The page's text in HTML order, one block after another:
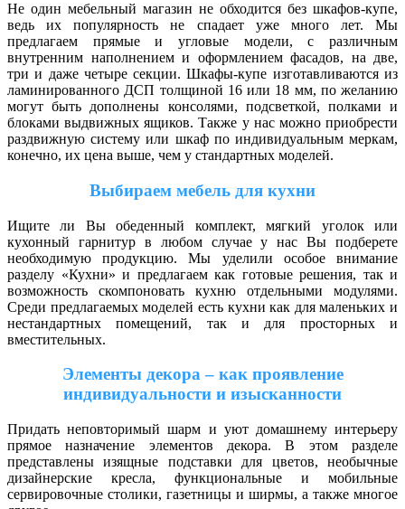
Не один мебельный магазин не обходится без шкафов-купе,
ведь их популярность не спадает уже много лет. Мы
предлагаем прямые и угловые модели, с различным
внутренним наполнением и оформлением фасадов, на две,
три и даже четыре секции. Шкафы-купе изготавливаются из
ламинированного ДСП толщиной 16 или 18 мм, по желанию
могут быть дополнены консолями, подсветкой, полками и
блоками выдвижных ящиков. Также у нас можно приобрести
раздвижную систему или шкаф по индивидуальным меркам,
конечно, их цена выше, чем у стандартных моделей.
Выбираем мебель для кухни
Ищите ли Вы обеденный комплект, мягкий уголок или
кухонный гарнитур в любом случае у нас Вы подберете
необходимую продукцию. Мы уделили особое внимание
разделу «Кухни» и предлагаем как готовые решения, так и
возможность скомпоновать кухню отдельными модулями.
Среди предлагаемых моделей есть кухни как для маленьких и
нестандартных помещений, так и для просторных и
вместительных.
Элементы декора – как проявление
индивидуальности и изысканности
Придать неповторимый шарм и уют домашнему интерьеру
прямое назначение элементов декора. В этом разделе
представлены изящные подставки для цветов, необычные
дизайнерские кресла, функциональные и мобильные
сервировочные столики, газетницы и ширмы, а также многое